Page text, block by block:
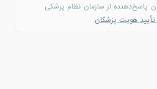
پاسخ‌دهنده از سازمان نظام پزشکی
تأیید هویت پزشکان.